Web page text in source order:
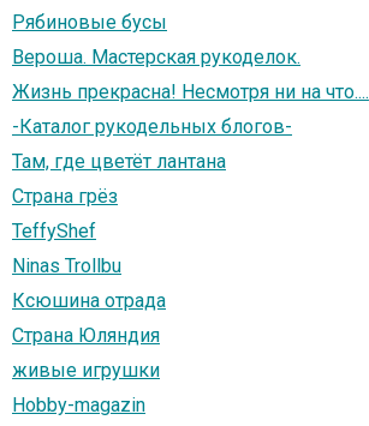
Рябиновые бусы
Вероша. Мастерская рукоделок.
Жизнь прекрасна! Несмотря ни на что....
-Каталог рукодельных блогов-
Там, где цветёт лантана
Страна грёз
TeffyShef
Ninas Trollbu
Ксюшина отрада
Страна Юляндия
живые игрушки
Hobby-magazin